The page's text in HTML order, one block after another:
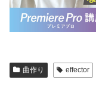
曲作り effector